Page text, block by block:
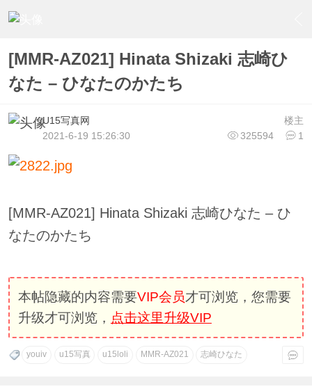
[MMR-AZ021] Hinata Shizaki 志崎ひ
なた – ひなたのかたち
楼主
U15写真网
325594
1
2021-6-19 15:26:30
[MMR-AZ021] Hinata Shizaki 志崎ひなた – ひ
なたのかたち
本帖隐藏的内容需要VIP会员才可浏览，您需要
升级才可浏览， 点击这里升级VIP
youiv u15写真 u15loli MMR-AZ021 志崎ひなた